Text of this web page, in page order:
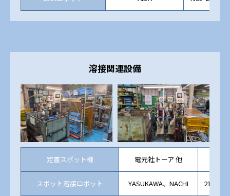
溶接関連設備
定置スポット機 電元社トーア 他
スポット溶接ロボット YASUKAWA、NACHI 210㎏